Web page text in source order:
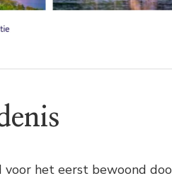
het eerst bewoond